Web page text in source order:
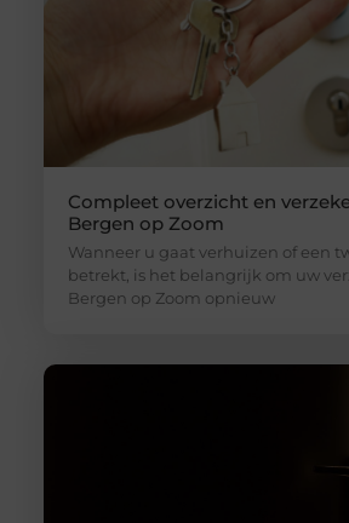
Compleet overzicht en
Bergen op Zoom
Wanneer u gaat verhuizen of een
betrekt, is het belangrijk om uw
Bergen op Zoom opnieuw